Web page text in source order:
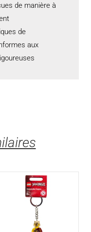
de manière à
de
aux